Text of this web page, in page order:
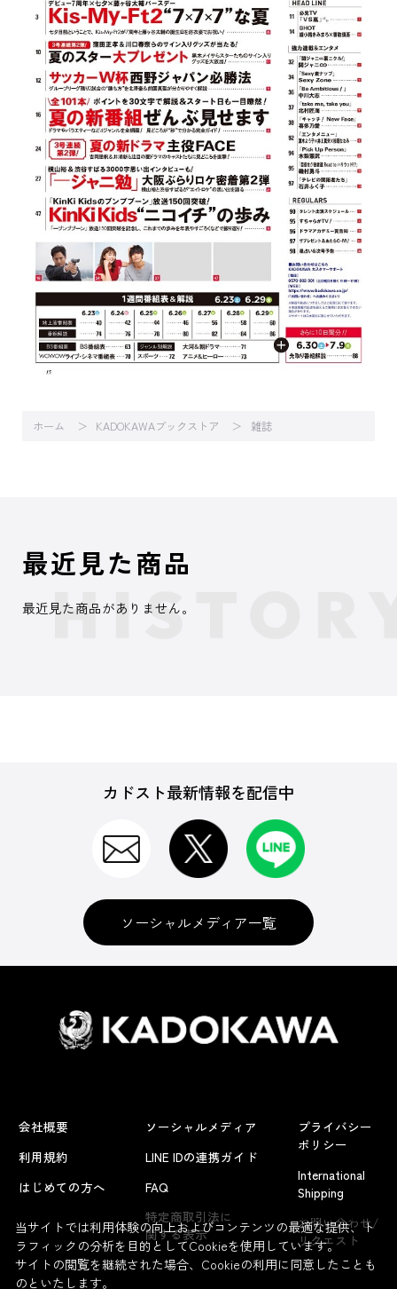
ホーム KADOKAWAブックストア 雑誌
よくあるお問い合わせ
最近見た商品
最近見た商品がありません。
カドスト最新情報を配信中
ソーシャルメディア一覧
会社概要
利用規約
はじめての方へ
ソーシャルメディア
LINE IDの連携ガイド
FAQ
特定商取引法に
関する表示
プライバシー
ポリシー
International
Shipping
お問い合わせ/
リクエスト
当サイトでは利用体験の向上およびコンテンツの最適な提供、ト
ラフィックの分析を目的としてCookieを使用しています。
サイトの閲覧を継続された場合、Cookieの利用に同意したことも
のといたします。